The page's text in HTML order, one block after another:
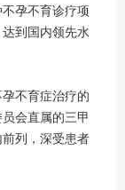
孕不育诊疗项
到国内领先水
不育症治疗的
会直属的三甲
列，深受患者